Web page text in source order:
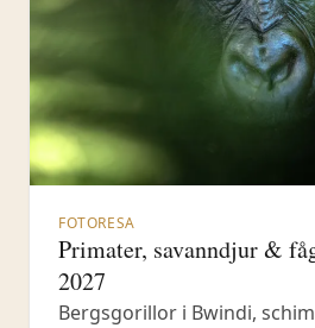
FOTORESA
Primater, savanndjur &
2027
Bergsgorillor i Bwindi,